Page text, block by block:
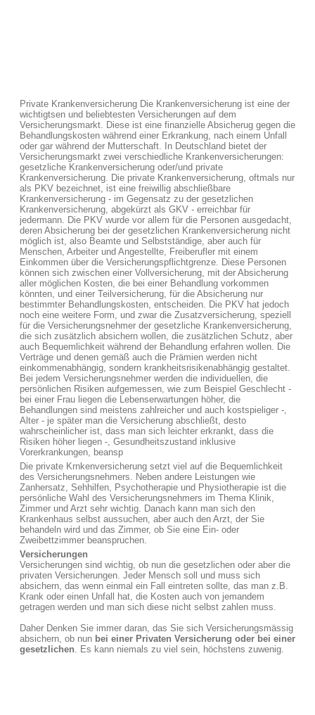
Private Krankenversicherung Die Krankenversicherung ist eine der
wichtigtsen und beliebtesten Versicherungen auf dem
Versicherungsmarkt. Diese ist eine finanzielle Absicherug gegen die
Behandlungskosten während einer Erkrankung, nach einem Unfall
oder gar während der Mutterschaft. In Deutschland bietet der
Versicherungsmarkt zwei verschiedliche Krankenversicherungen:
gesetzliche Krankenversicherung oder/und private
Krankenversicherung. Die private Krankenversicherung, oftmals nur
als PKV bezeichnet, ist eine freiwillig abschließbare
Krankenversicherung - im Gegensatz zu der gesetzlichen
Krankenversicherung, abgekürzt als GKV - erreichbar für
jedermann. Die PKV wurde vor allem für die Personen ausgedacht,
deren Absicherung bei der gesetzlichen Krankenversicherung nicht
möglich ist, also Beamte und Selbstständige, aber auch für
Menschen, Arbeiter und Angestellte, Freiberufler mit einem
Einkommen über die Versicherungspflichtgrenze. Diese Personen
können sich zwischen einer Vollversicherung, mit der Absicherung
aller möglichen Kosten, die bei einer Behandlung vorkommen
könnten, und einer Teilversicherung, für die Absicherung nur
bestimmter Behandlungskosten, entscheiden. Die PKV hat jedoch
noch eine weitere Form, und zwar die Zusatzversicherung, speziell
für die Versicherungsnehmer der gesetzliche Krankenversicherung,
die sich zusätzlich absichern wollen, die zusätzlichen Schutz, aber
auch Bequemlichkeit während der Behandlung erfahren wollen. Die
Verträge und denen gemäß auch die Prämien werden nicht
einkommenabhängig, sondern krankheitsrisikenabhängig gestaltet.
Bei jedem Versicherungsnehmer werden die individuellen, die
persönlichen Risiken aufgemessen, wie zum Beispiel Geschlecht -
bei einer Frau liegen die Lebenserwartungen höher, die
Behandlungen sind meistens zahlreicher und auch kostspieliger -,
Alter - je später man die Versicherung abschließt, desto
wahrscheinlicher ist, dass man sich leichter erkrankt, dass die
Risiken höher liegen -, Gesundheitszustand inklusive
Vorerkrankungen, beansp
Die private Krnkenversicherung setzt viel auf die Bequemlichkeit
des Versicherungsnehmers. Neben andere Leistungen wie
Zanhersatz, Sehhilfen, Psychotherapie und Physiotherapie ist die
persönliche Wahl des Versicherungsnehmers im Thema Klinik,
Zimmer und Arzt sehr wichtig. Danach kann man sich den
Krankenhaus selbst aussuchen, aber auch den Arzt, der Sie
behandeln wird und das Zimmer, ob Sie eine Ein- oder
Zweibettzimmer beanspruchen.
Versicherungen
Versicherungen sind wichtig, ob nun die gesetzlichen oder aber die
privaten Versicherungen. Jeder Mensch soll und muss sich
absichern, das wenn einmal ein Fall eintreten sollte, das man z.B.
Krank oder einen Unfall hat, die Kosten auch von jemandem
getragen werden und man sich diese nicht selbst zahlen muss.
Daher Denken Sie immer daran, das Sie sich Versicherungsmässig
absichern, ob nun bei einer Privaten Versicherung oder bei einer
gesetzlichen. Es kann niemals zu viel sein, höchstens zuwenig.